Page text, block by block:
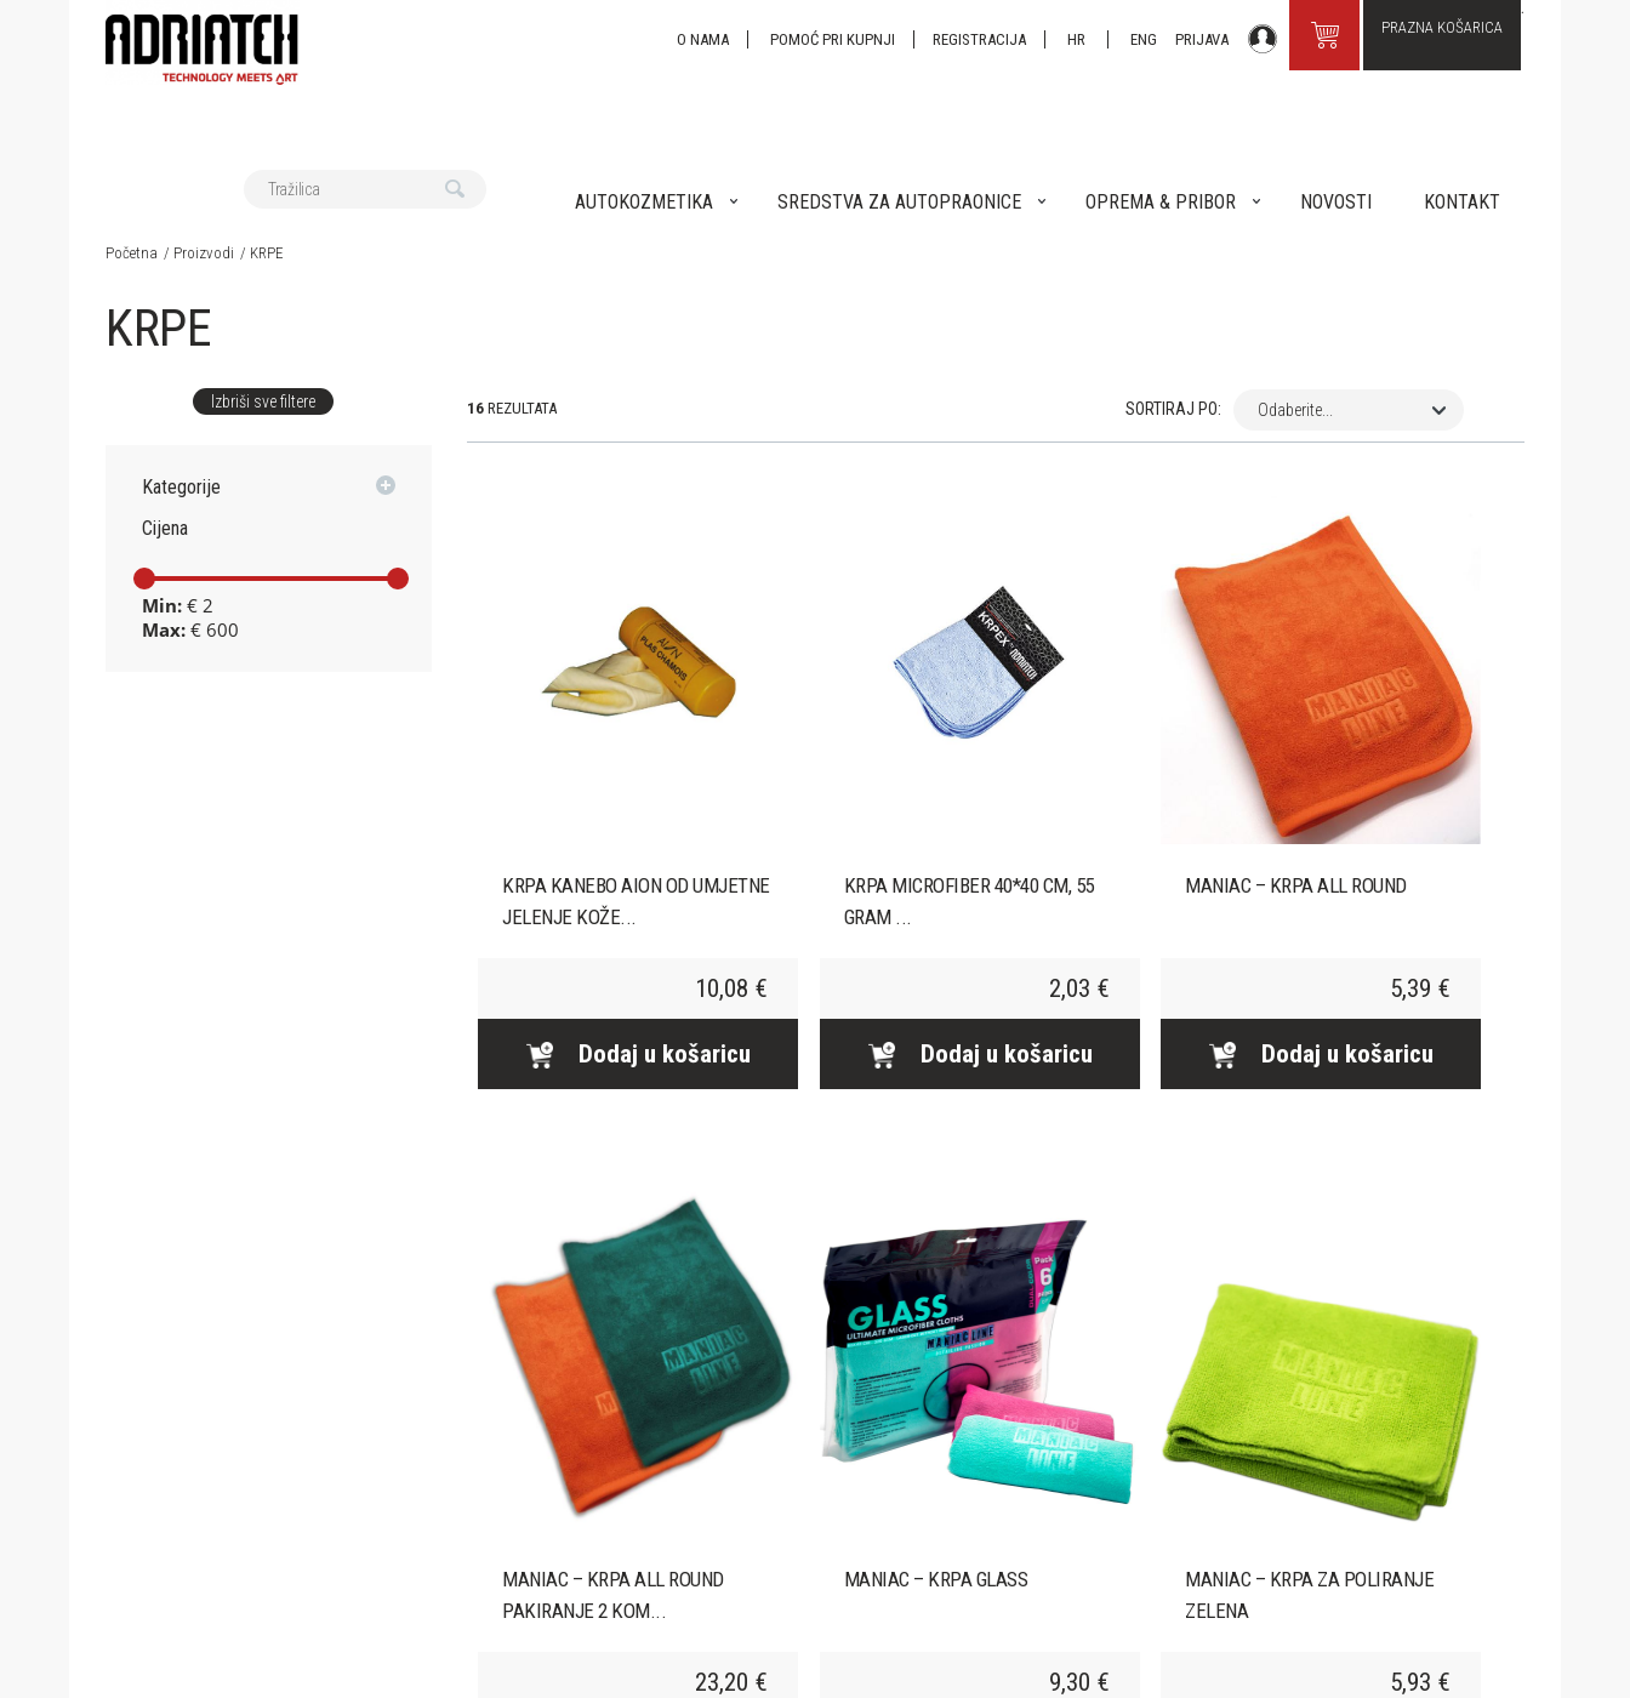
O NAMA POMOĆ PRI KUPNJI REGISTRACIJA HR ENG PRIJAVA
PRAZNA KOŠARICA
AUTOKOZMETIKA SREDSTVA ZA AUTOPRAONICE OPREMA & PRIBOR NOVOSTI KONTAKT
Početna Proizvodi KRPE
KRPE
Izbriši sve filtere
Kategorije
Cijena
Min: € 2
Max: € 600
SORTIRAJ PO: Odaberite...
16 REZULTATA
KRPA KANEBO AION OD UMJETNE
JELENJE KOŽE...
10,08 €
Dodaj u košaricu
KRPA MICROFIBER 40*40 CM, 55
GRAM ...
2,03 €
Dodaj u košaricu
MANIAC – KRPA ALL ROUND
5,39 €
Dodaj u košaricu
MANIAC – KRPA ALL ROUND
PAKIRANJE 2 KOM...
23,20 €
MANIAC – KRPA GLASS
9,30 €
MANIAC – KRPA ZA POLIRANJE
ZELENA
5,93 €